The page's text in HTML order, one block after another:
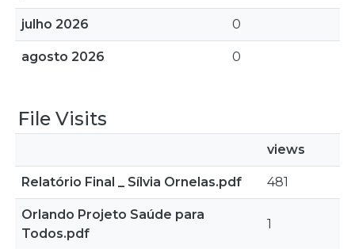
julho 2026 0
agosto 2026 0
File Visits
views
Relatório Final _ Sílvia Ornelas.pdf 481
Orlando Projeto Saúde para
Todos.pdf
1